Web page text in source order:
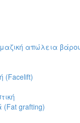
απώλεια
(Facelift)
grafting)